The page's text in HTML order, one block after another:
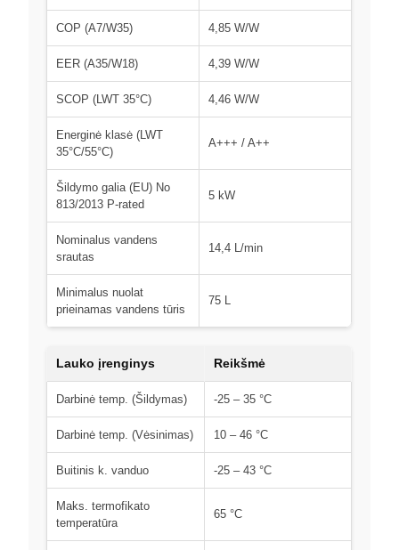
COP (A7/W35) 4,85 W/W
EER (A35/W18) 4,39 W/W
SCOP (LWT 35°C) 4,46 W/W
Energinė klasė (LWT
35°C/55°C)
A+++ / A++
Šildymo galia (EU) No
813/2013 P-rated
5 kW
Nominalus vandens
srautas
14,4 L/min
Minimalus nuolat
prieinamas vandens tūris
75 L
Lauko įrenginys Reikšmė
Darbinė temp. (Šildymas) -25 – 35 °C
Darbinė temp. (Vėsinimas) 10 – 46 °C
Buitinis k. vanduo -25 – 43 °C
Maks. termofikato
temperatūra
65 °C